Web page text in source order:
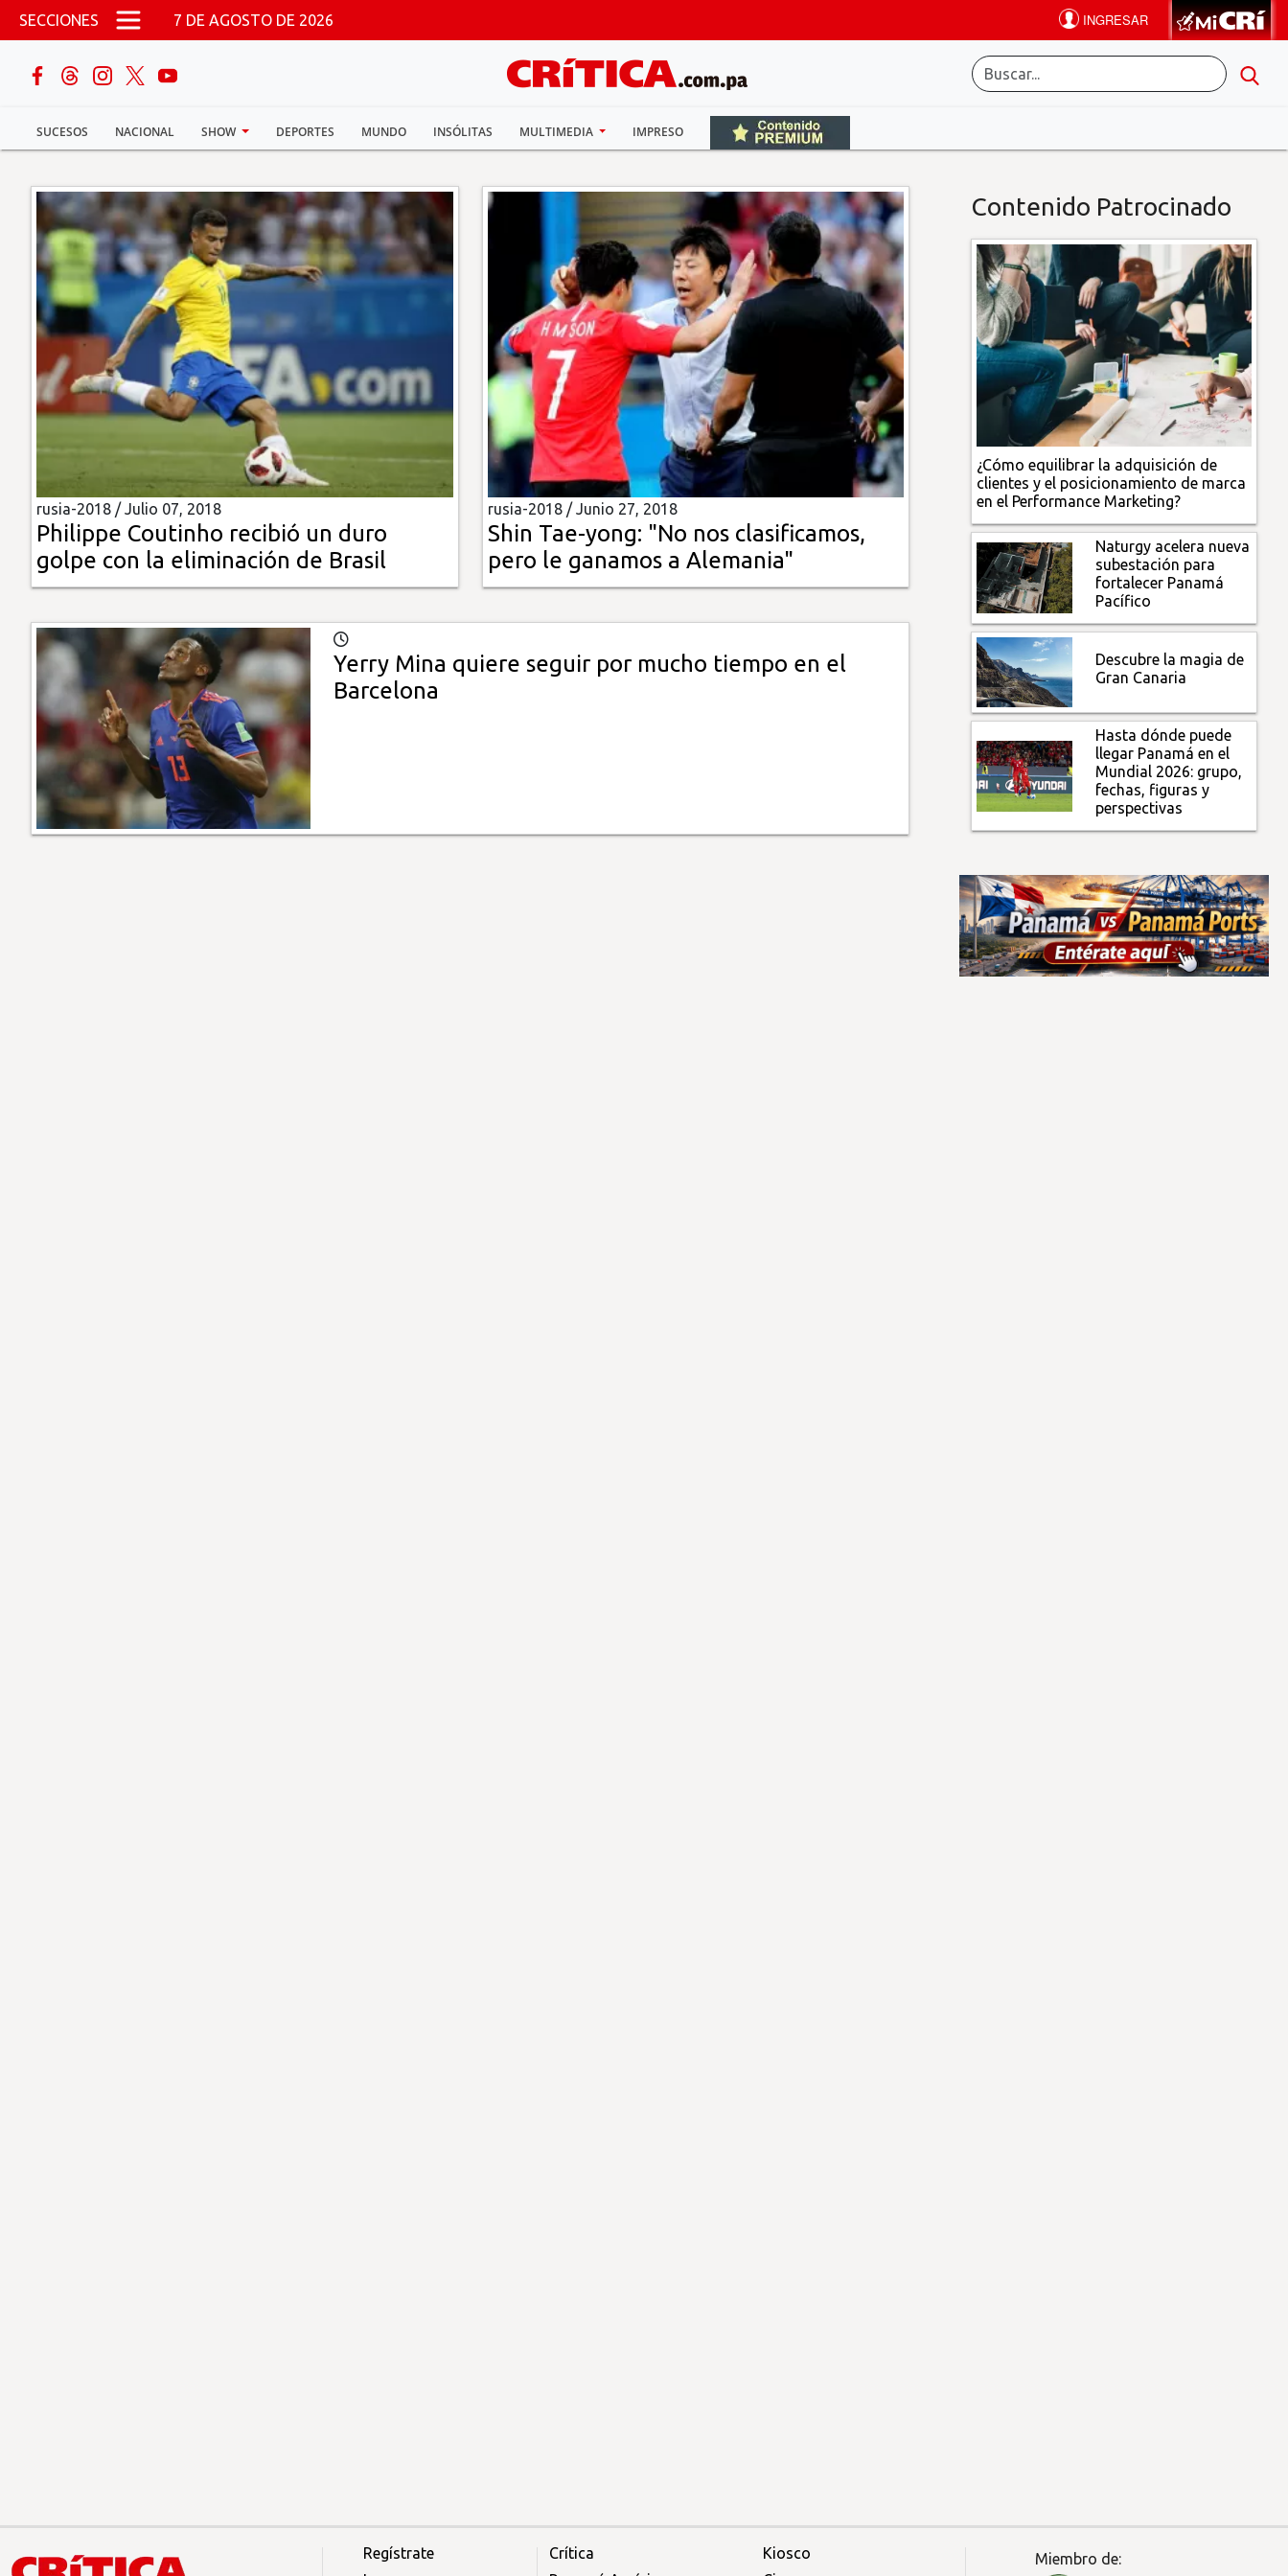
Pasar al contenido principal
SECCIONES 7 DE AGOSTO DE 2026
SUCESOS NACIONAL SHOW DEPORTES MUNDO INSÓLITAS MULTIMEDIA IMPRESO
buscar
Sucesos
Nacional
Política
Show
Deportes
Mundo
Multimedia
Impreso
rusia-2018 /Julio 07, 2018
Philippe Coutinho recibió un duro
golpe con la eliminación de Brasil
rusia-2018 /Junio 27, 2018
Shin Tae-yong: "No nos clasificamos,
pero le ganamos a Alemania"
Yerry Mina quiere seguir por mucho tiempo en el
Barcelona
Contenido Patrocinado
¿Cómo equilibrar la adquisición de
clientes y el posicionamiento de marca
en el Performance Marketing?
Naturgy acelera nueva
subestación para
fortalecer Panamá
Pacífico
Descubre la magia de
Gran Canaria
Hasta dónde puede
llegar Panamá en el
Mundial 2026: grupo,
fechas, figuras y
perspectivas
Regístrate
Crítica
Kiosco
Miembro de: